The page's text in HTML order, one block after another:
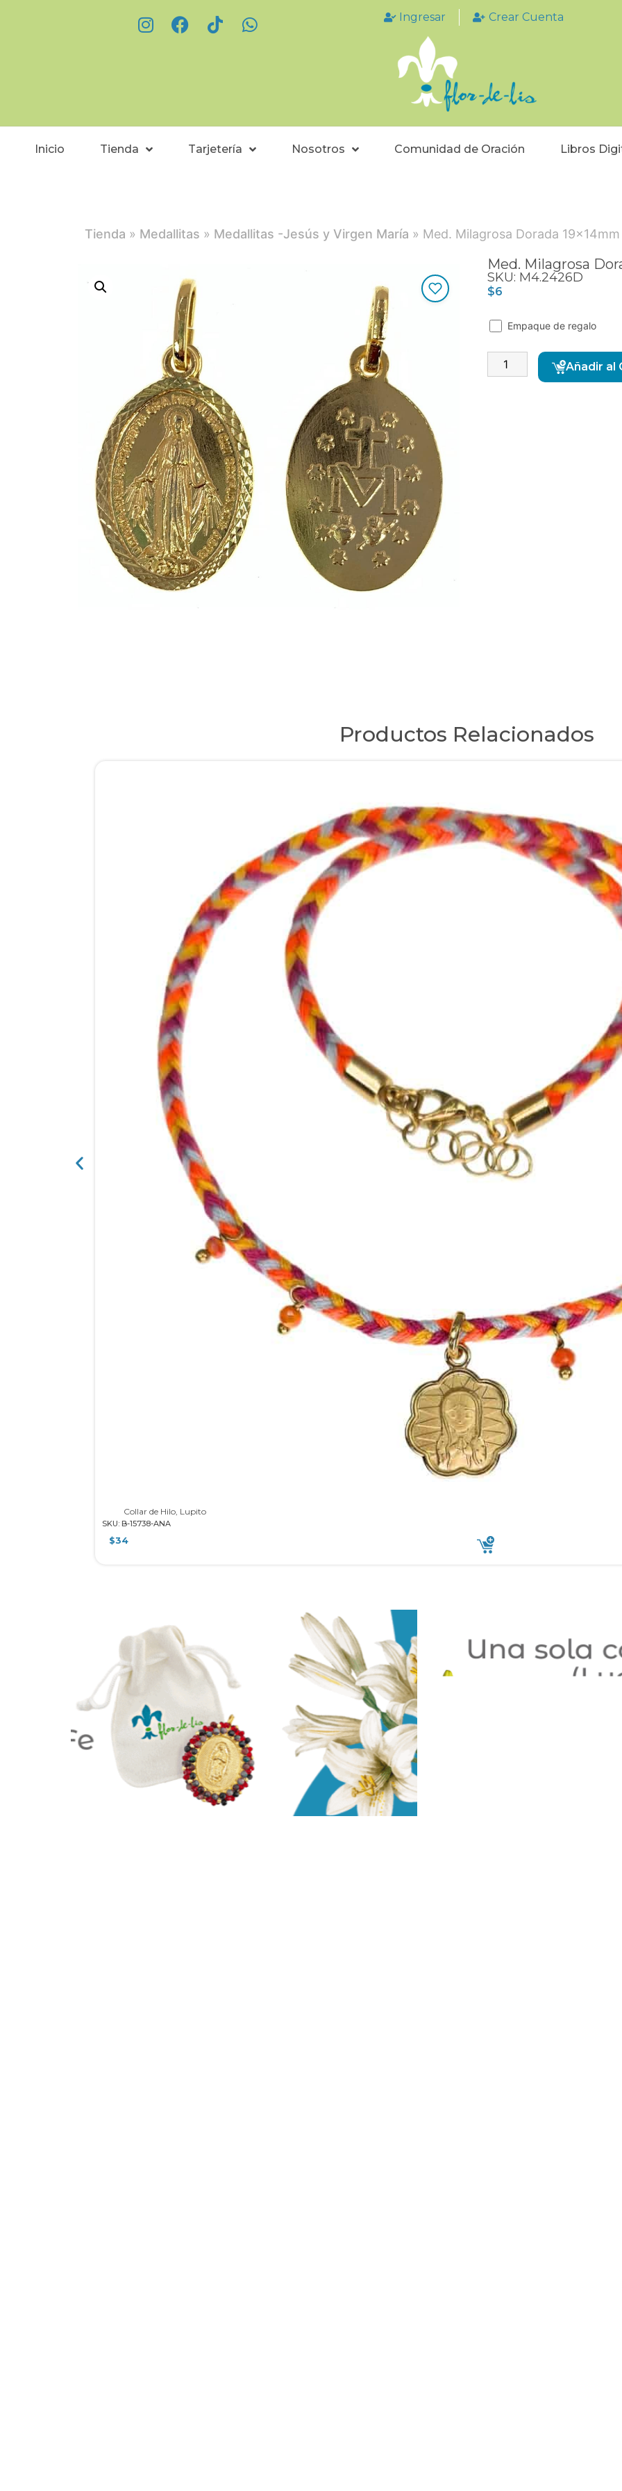
Ingresar Crear Cuenta
Inicio Tienda Tarjetería Nosotros Comunidad de Oración Libros
Tienda » Medallitas » Medallitas -Jesús y Virgen María » Med. Milagrosa Dorada 19x14mm
Med. Milagrosa
SKU: M4.2426D
$6
Empaque de regalo
Añadir al
Productos Relacionados
Collar de Hilo, Lupito
SKU: B-15738-ANA
$34